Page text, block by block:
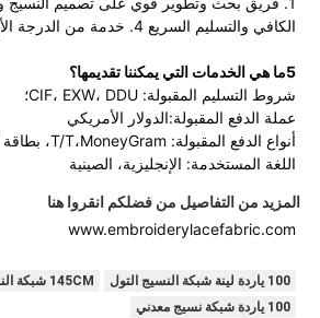
الكافي والتسليم السريع 4. خدمة من الدرجة الأولى
5ما هي الخدمات التي يمكننا تقديمها؟
شروط التسليم المقبولة: CIF، EXW، DDU؛
عملة الدفع المقبولة:الدولار الأمريكي
أنواع الدفع المقبولة: T/T،MoneyGram، بطاقة الائتمان،PayPal،Western Union،Escrow؛
اللغة المستخدمة: الإنجليزية، الصينية
المزيد من التفاصيل من فضلكم انقروا هنا
www.embroiderylacefabric.com
100 ياردة لينة شبكة النسيج التول
145CM شبكة النسيج التول
100 ياردة شبكة نسيج معدني